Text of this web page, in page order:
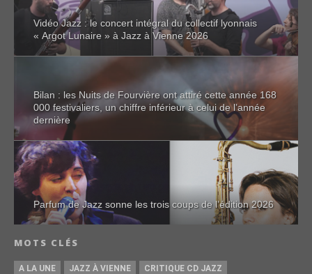
Vidéo Jazz : le concert intégral du collectif lyonnais
« Argot Lunaire » à Jazz à Vienne 2026
Bilan : les Nuits de Fourvière ont attiré cette année 168
000 festivaliers, un chiffre inférieur à celui de l’année
dernière
Parfum de Jazz sonne les trois coups de l’édition 2026
MOTS CLÉS
A LA UNE JAZZ À VIENNE
CRITIQUE CD JAZZ